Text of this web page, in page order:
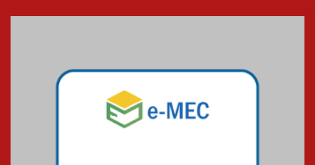
04.08.2026
Mackenzie recepciona os
calouros do segundo semestre